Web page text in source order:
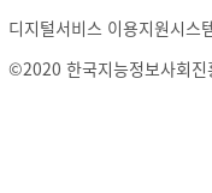
디지털서비스 이용지원시스
©2020 한국지능정보사회진